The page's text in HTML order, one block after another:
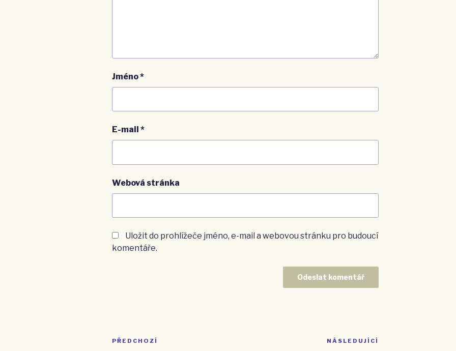
Jméno*
E-mail *
Webová stránka
Uložit do prohlížeče jméno, e-mail a webovou stránku pro budoucí
komentáře.
Navigace
Předchozí
PŘEDCHOZÍ NÁSLEDUJÍCÍ